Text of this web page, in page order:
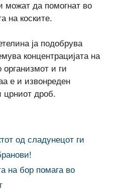
можат да помогнат во
на коските.
ја подобрува
концентрацијата на
и ги
е и извонреден
црниот дроб.
од сладунецот ги
на бор помага во